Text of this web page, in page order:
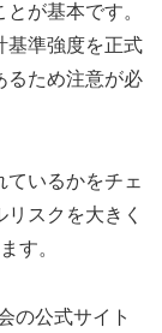
が基本です。
基準強度を正式
るため注意が必
いるかをチェ
スクを大きく
す。
の公式サイト